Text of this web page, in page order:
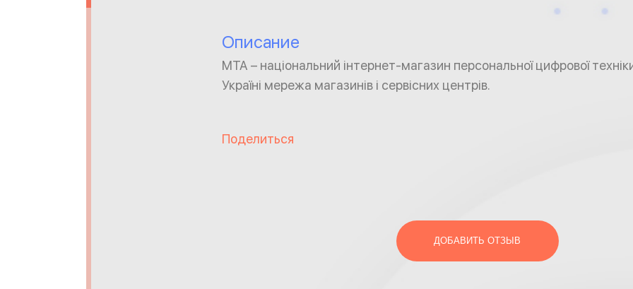
Описание
МТА – національний інтернет-магазин персональної цифрової
Україні мережа магазинів і сервісних центрів.
Поделиться
ДОБАВИТЬ ОТЗЫВ